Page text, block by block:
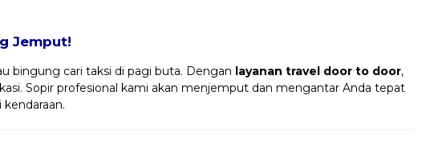
Jemput!
bingung cari taksi di pagi buta. Dengan layanan travel door to door,
Sopir profesional kami akan menjemput dan mengantar Anda tepat